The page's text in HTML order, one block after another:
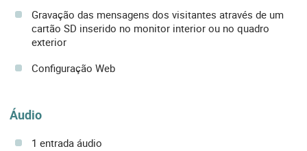
Gravação das mensagens dos visitantes através de um
cartão SD inserido no monitor interior ou no quadro
exterior
Configuração Web
Áudio
1 entrada áudio